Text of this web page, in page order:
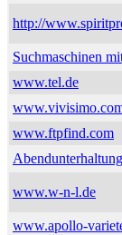
http://
Suchmaschinen
www.tel.de
www.ftpfind.com
www.w-n-l.de
www.apollo-